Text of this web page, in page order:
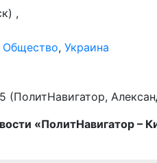
,
Общество, Украина
(ПолитНавигатор,
«ПолитНавигатор –